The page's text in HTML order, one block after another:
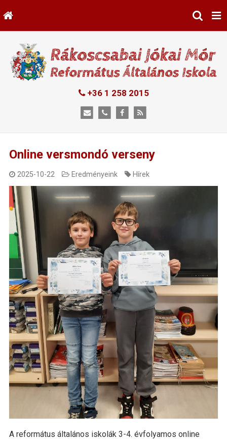
+36 1 258 2015
Online versmondó verseny
2025-10-22 Eredményeink Hírek
A református általános iskolák 3-4. évfolyamos online